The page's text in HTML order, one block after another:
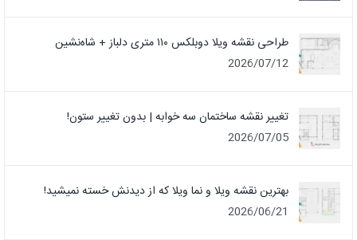
طراحی نقشه ویلا دوبلکس ۱۱۰ متری دلباز + شاه‌نشین
2026/07/12
تغییر نقشه ساختمان سه خوابه | بدون تغییر ستون!
2026/07/05
بهترین نقشه ویلا و نما ویلا که از دیدنش خسته نمیشید!
2026/06/21